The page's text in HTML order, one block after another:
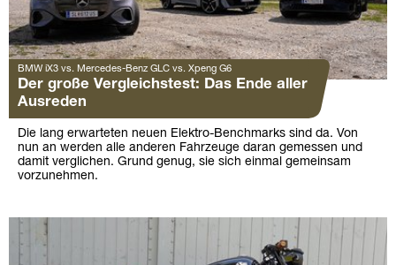
BMW iX3 vs. Mercedes-Benz GLC vs. Xpeng G6
Der große Vergleichstest: Das Ende aller
Ausreden
Die lang erwarteten neuen Elektro-Benchmarks sind da. Von
nun an werden alle anderen Fahrzeuge daran gemessen und
damit verglichen. Grund genug, sie sich einmal gemeinsam
vorzunehmen.